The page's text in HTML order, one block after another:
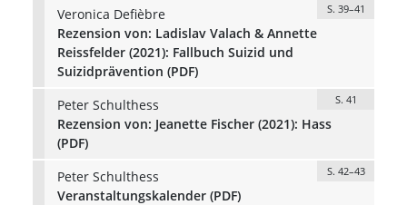
Veronica Defièbre
S. 39–41
Rezension von: Ladislav Valach & Annette
Reissfelder (2021): Fallbuch Suizid und
Suizidprävention (PDF)
Peter Schulthess
S. 41
Rezension von: Jeanette Fischer (2021): Hass
(PDF)
Peter Schulthess
S. 42–43
Veranstaltungskalender (PDF)